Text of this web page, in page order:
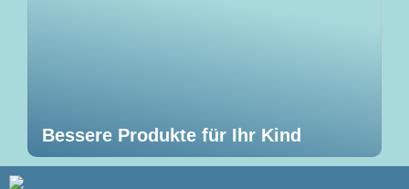
Bessere Produkte für Ihr Kind